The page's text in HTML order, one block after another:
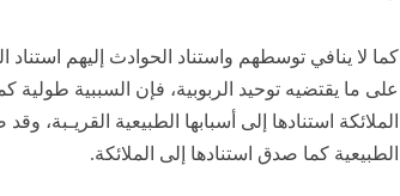
كما لا ينافي توسطهم واستناد الحوادث إليهم استناد
على ما يقتضيه توحيد الربوبية، فإن السببية طولية
الملائكة استنادها إلى أسبابها الطبيعية القريـبة،
الطبيعية كما صدق استنادها إلى الملائكة.